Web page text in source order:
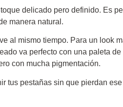
delicado pero definido. Es
manera natural.
al mismo tiempo. Para un look
va perfecto con una paleta de
con mucha pigmentación.
tus pestañas sin que pierdan ese